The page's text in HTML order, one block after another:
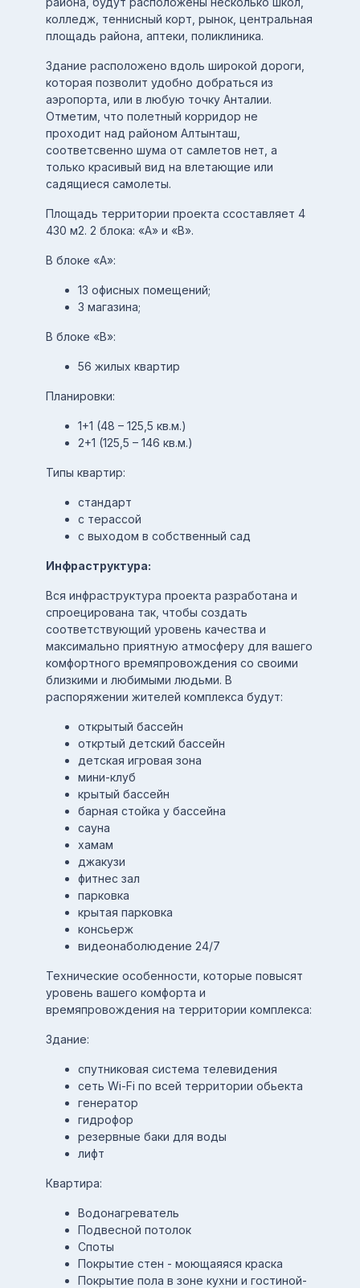
колледж, теннисный корт, рынок, центральная
площадь района, аптеки, поликлиника.
Здание расположено вдоль широкой дороги,
которая позволит удобно добраться из
аэропорта, или в любую точку Анталии.
Отметим, что полетный корридор не
проходит над районом Алтынташ,
соответсвенно шума от самлетов нет, а
только красивый вид на влетающие или
садящиеся самолеты.
Площадь территории проекта ссоставляет 4
430 м2. 2 блока: «А» и «В».
В блоке «А»:
13 офисных помещений;
3 магазина;
В блоке «В»:
56 жилых квартир
Планировки:
1+1 (48 – 125,5 кв.м.)
2+1 (125,5 – 146 кв.м.)
Типы квартир:
стандарт
с терассой
с выходом в собственный сад
Инфраструктура:
Вся инфраструктура проекта разработана и
спроецирована так, чтобы создать
соответствующий уровень качества и
максимально приятную атмосферу для вашего
комфортного времяпровождения со своими
близкими и любимыми людьми. В
распоряжении жителей комплекса будут:
открытый бассейн
откртый детский бассейн
детская игровая зона
мини-клуб
крытый бассейн
барная стойка у бассейна
сауна
хамам
джакузи
фитнес зал
парковка
крытая парковка
консьерж
видеонаболюдение 24/7
Технические особенности, которые повысят
уровень вашего комфорта и
времяпровождения на территории комплекса:
Здание:
спутниковая система телевидения
сеть Wi-Fi по всей территории обьекта
генератор
гидрофор
резервные баки для воды
лифт
Квартира:
Водонагреватель
Подвесной потолок
Споты
Покрытие стен - моющаяяся краска
Покрытие пола в зоне кухни и гостиной-